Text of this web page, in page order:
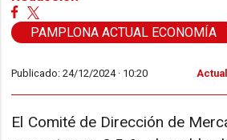
PAMPLONA ACTUAL ECONOMÍA
Publicado: 24/12/2024 · 10:20
El Comité de Dirección de